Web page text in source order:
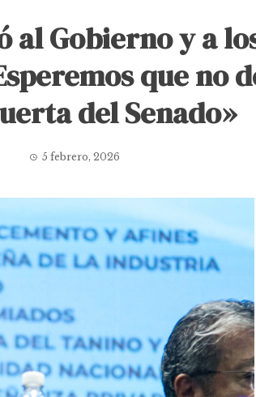
al Gobierno y a
que no
del Senado»
5 febrero, 2026